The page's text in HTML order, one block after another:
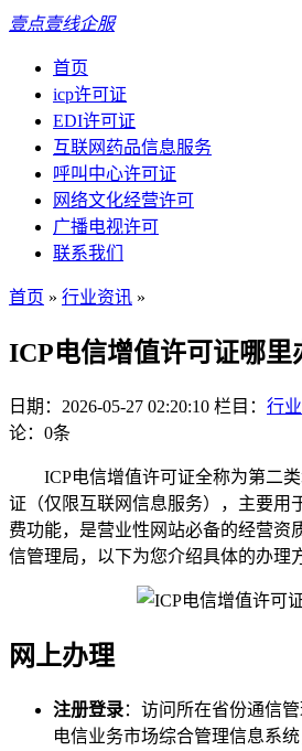
壹点壹线企服
首页
icp许可证
EDI许可证
互联网药品信息服务
呼叫中心许可证
网络文化经营许可
广播电视许可
联系我们
首页 » 行业资讯 »
ICP电信增值许可证哪里
日期：2026-05-27 02:20:10 栏目： 行
论：0条
ICP电信增值许可证全称为第二
证（仅限互联网信息服务），主要用
费功能，是营业性网站必备的经营资
信管理局，以下为您介绍具体的办理
网上办理
注册登录：访问所在省份通信
电信业务市场综合管理信息系